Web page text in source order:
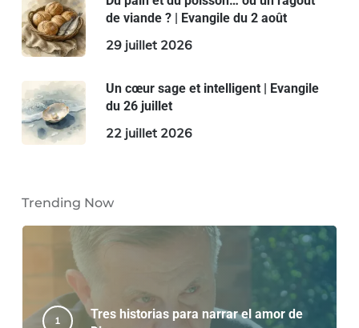
de viande ? | Evangile du 2 août
29 juillet 2026
Un cœur sage et intelligent | Evangile
du 26 juillet
22 juillet 2026
Trending Now
Tres historias para narrar el amor de